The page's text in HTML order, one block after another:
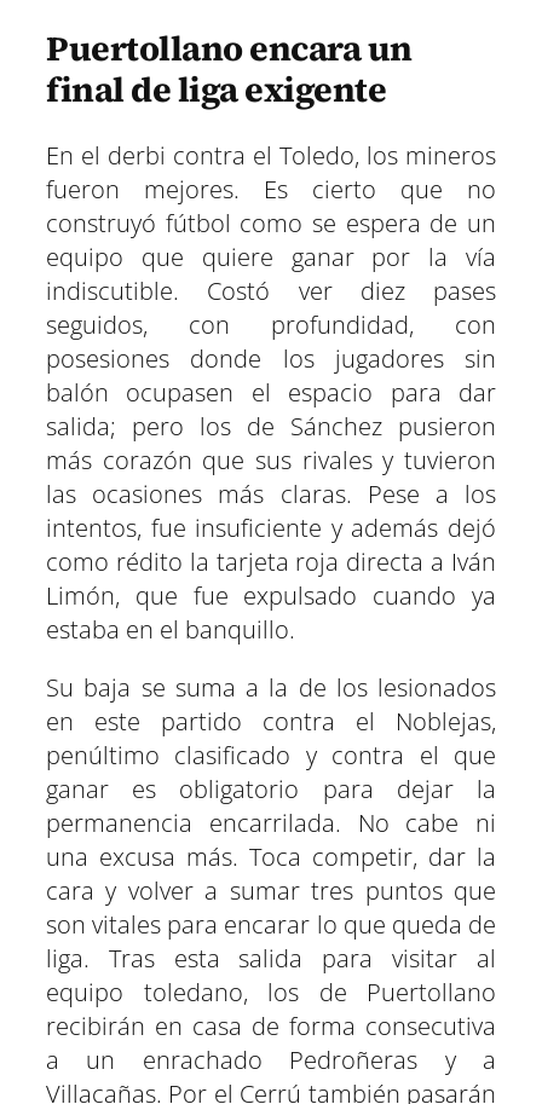
Puertollano encara un
final de liga exigente
En el derbi contra el Toledo, los mineros
fueron mejores. Es cierto que no
construyó fútbol como se espera de un
equipo que quiere ganar por la vía
indiscutible. Costó ver diez pases
seguidos, con profundidad, con
posesiones donde los jugadores sin
balón ocupasen el espacio para dar
salida; pero los de Sánchez pusieron
más corazón que sus rivales y tuvieron
las ocasiones más claras. Pese a los
intentos, fue insuficiente y además dejó
como rédito la tarjeta roja directa a Iván
Limón, que fue expulsado cuando ya
estaba en el banquillo.
Su baja se suma a la de los lesionados
en este partido contra el Noblejas,
penúltimo clasificado y contra el que
ganar es obligatorio para dejar la
permanencia encarrilada. No cabe ni
una excusa más. Toca competir, dar la
cara y volver a sumar tres puntos que
son vitales para encarar lo que queda de
liga. Tras esta salida para visitar al
equipo toledano, los de Puertollano
recibirán en casa de forma consecutiva
a un enrachado Pedroñeras y a
Villacañas. Por el Cerrú también pasarán